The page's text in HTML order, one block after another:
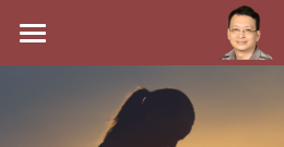
最新消息
關於我
商品分類
八字線上完整班